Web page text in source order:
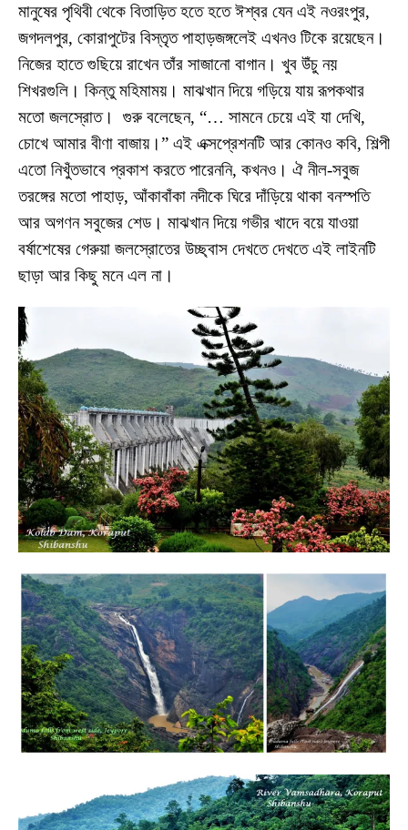
মানুষের পৃথিবী থেকে বিতাড়িত হতে হতে ঈশ্বর যেন এই নওরংপুর,
জগদলপুর, কোরাপুটের বিস্তৃত পাহাড়জঙ্গলেই এখনও টিকে রয়েছেন।
নিজের হাতে গুছিয়ে রাখেন তাঁর সাজানো বাগান। খুব উঁচু নয়
শিখরগুলি। কিন্তু মহিমাময়। মাঝখান দিয়ে গড়িয়ে যায় রূপকথার
মতো জলস্রোত। গুরু বলেছেন, “… সামনে চেয়ে এই যা দেখি,
চোখে আমার বীণা বাজায়।” এই এক্সপ্রেশনটি আর কোনও কবি, শিল্পী
এতো নিখুঁতভাবে প্রকাশ করতে পারেননি, কখনও। ঐ নীল-সবুজ
তরঙ্গের মতো পাহাড়, আঁকাবাঁকা নদীকে ঘিরে দাঁড়িয়ে থাকা বনস্পতি
আর অগণন সবুজের শেড। মাঝখান দিয়ে গভীর খাদে বয়ে যাওয়া
বর্ষাশেষের গেরুয়া জলস্রোতের উচ্ছ্বাস দেখতে দেখতে এই লাইনটি
ছাড়া আর কিছু মনে এল না।